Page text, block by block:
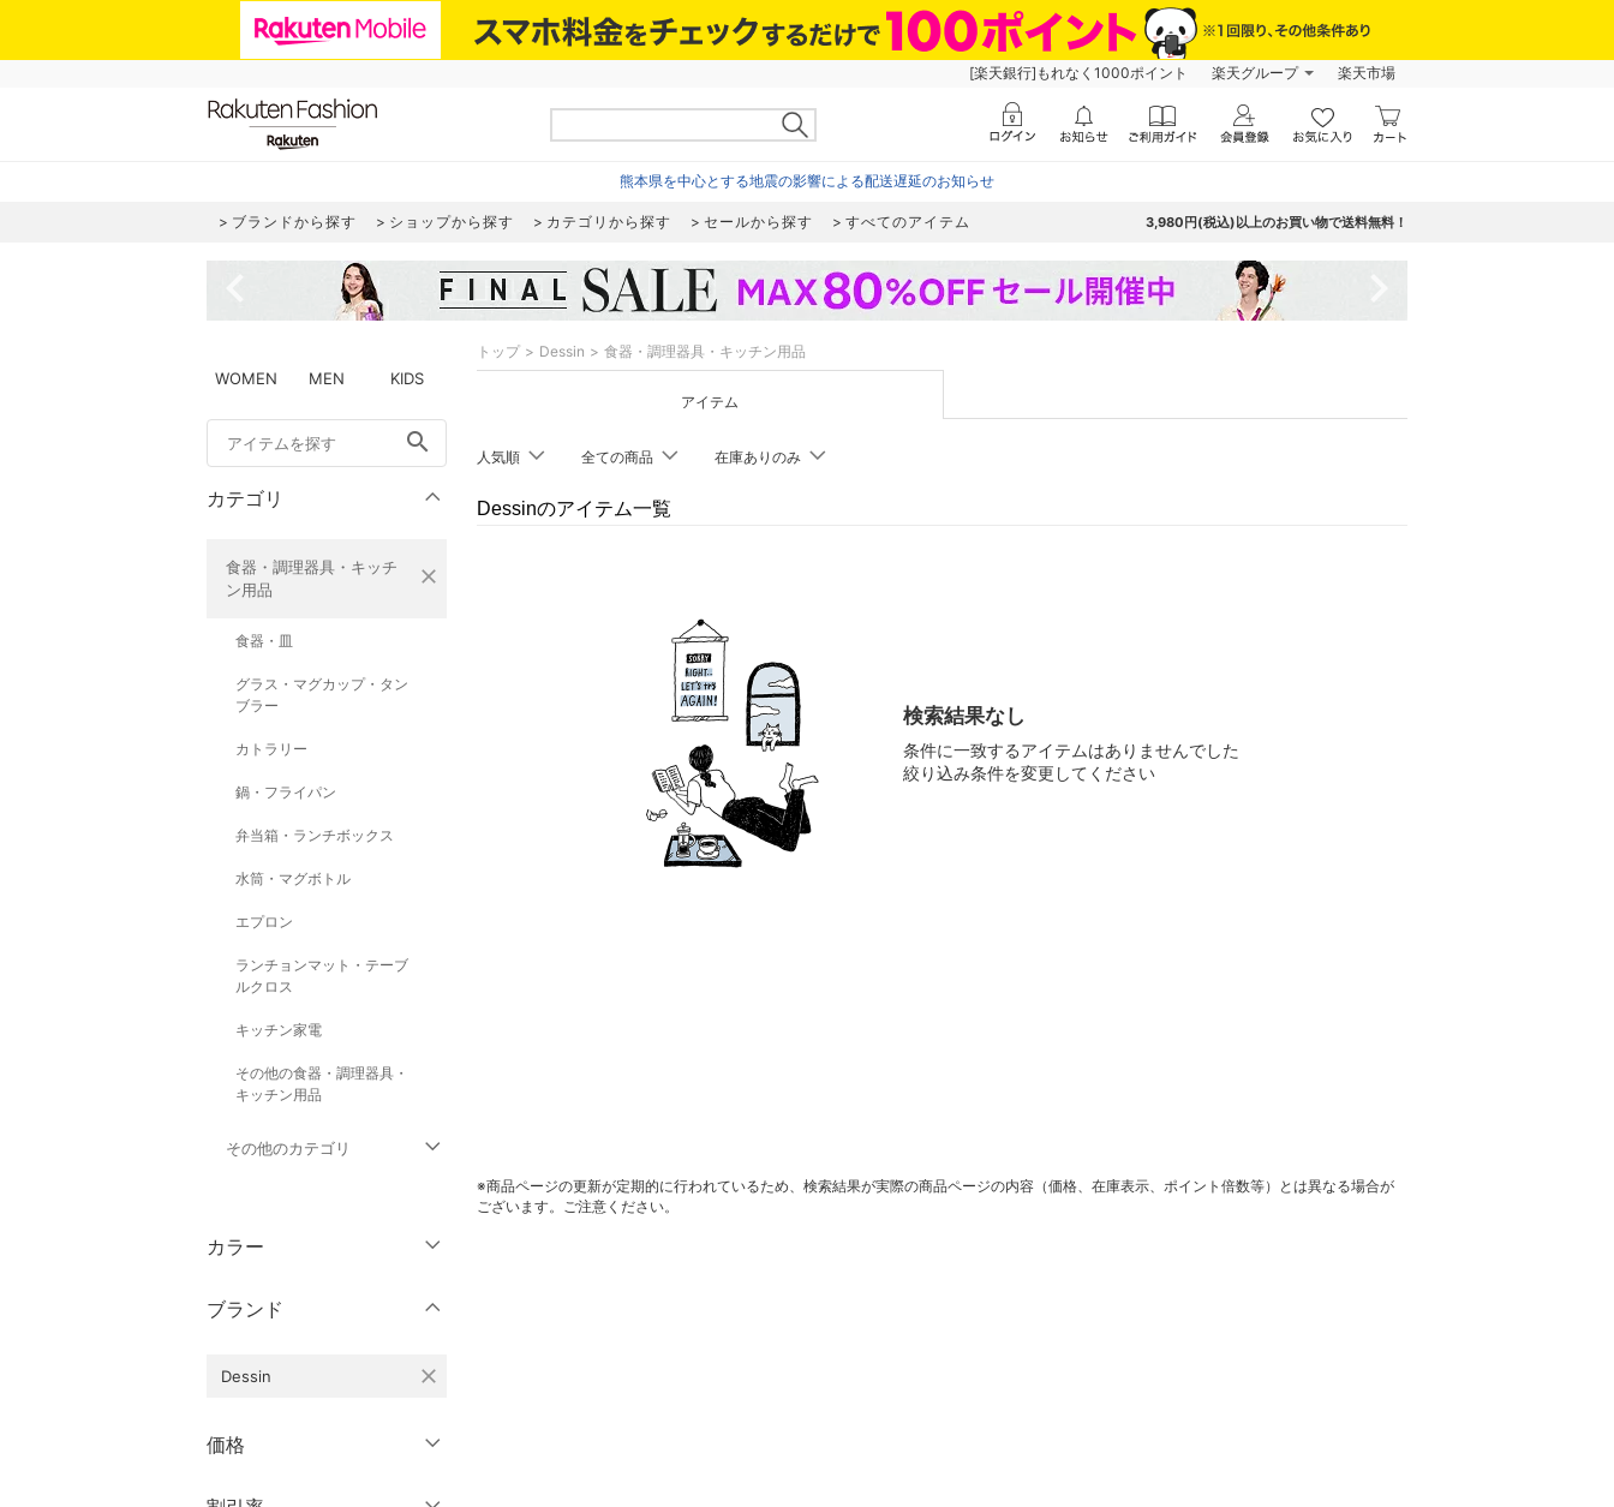
[楽天銀行]もれなく1000ポイント 楽天グループ 楽天市場
熊本県を中心とする地震の影響による配送遅延のお知らせ
ブランドから探す ショップから探す カテゴリから探す セールから探す すべてのアイテム 3,980円(税込)以上のお買い物で送料無料！
WOMEN MEN KIDS
search
カテゴリ
食器・調理器具・キッチ
ン用品
close
食器・皿
グラス・マグカップ・タン
ブラー
カトラリー
鍋・フライパン
弁当箱・ランチボックス
水筒・マグボトル
エプロン
ランチョンマット・テーブ
ルクロス
キッチン家電
その他の食器・調理器具・
キッチン用品
その他のカテゴリ
パンツ
ワンピース・ドレス
スカート
カラー
ブランド
Dessin close
価格
トップ Dessin 食器・調理器具・キッチン用品
アイテム
人気順 全ての商品 在庫ありのみ
Dessinのアイテム一覧
検索結果なし
条件に一致するアイテムはありませんでした
絞り込み条件を変更してください
※商品ページの更新が定期的に行われているため、検索結果が実際の商品ページの内容（価格、在庫表示、ポイント倍数等）とは異なる場合が
ございます。ご注意ください。